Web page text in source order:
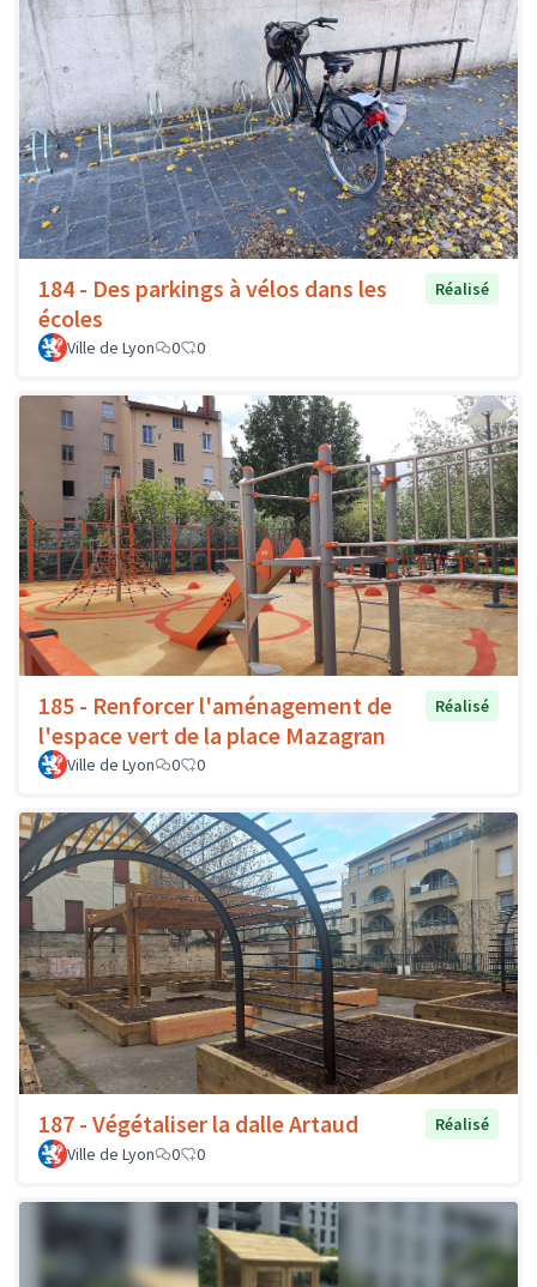
184 - Des parkings à vélos dans les
écoles
Réalisé
Ville de Lyon 0 0
185 - Renforcer l'aménagement de
l'espace vert de la place Mazagran
Réalisé
Ville de Lyon 0 0
187 - Végétaliser la dalle Artaud
Réalisé
Ville de Lyon
0 0